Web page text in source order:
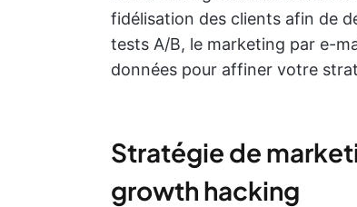
fidélisation des clients afin de
tests A/B, le marketing par e-
données pour affiner votre
Stratégie de
growth hacking